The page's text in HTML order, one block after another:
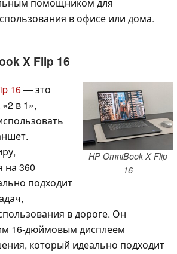
в офисе или дома.
X Flip 16
HP OmniBook X Flip
16
16— это
в 1»,
360
подходит
в дороге. Он
16-дюймовым дисплеем
который идеально подходит